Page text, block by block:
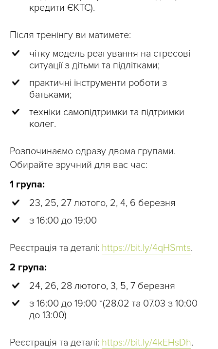
кредити ЄКТС).
Після тренінгу ви матимете:
чітку модель реагування на стресові
ситуації з дітьми та підлітками;
практичні інструменти роботи з
батьками;
техніки самопідтримки та підтримки
колег.
Розпочинаємо одразу двома групами.
Обирайте зручний для вас час:
1 група:
23, 25, 27 лютого, 2, 4, 6 березня
з 16:00 до 19:00
Реєстрація та деталі: https://bit.ly/4qHSmts.
2 група:
24, 26, 28 лютого, 3, 5, 7 березня
з 16:00 до 19:00 *(28.02 та 07.03 з 10:00
до 13:00)
Реєстрація та деталі: https://bit.ly/4kEHsDh.